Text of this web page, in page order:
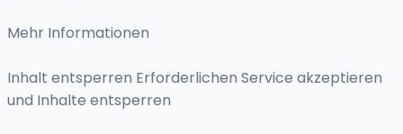
Mehr Informationen
Inhalt entsperren Erforderlichen Service akzeptieren
und Inhalte entsperren